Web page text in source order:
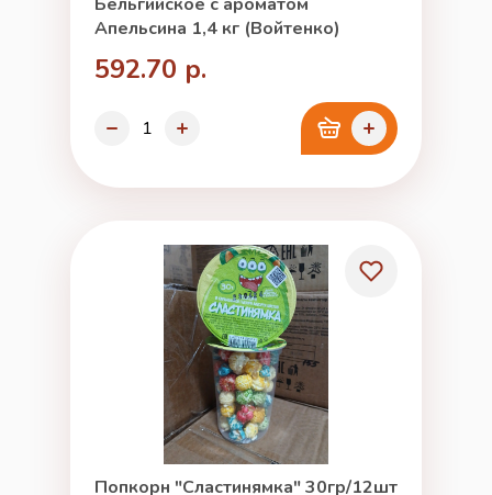
Апельсина 1,4 кг (Войтенко)
592.70 р.
Попкорн "Сластинямка" 30гр/12шт